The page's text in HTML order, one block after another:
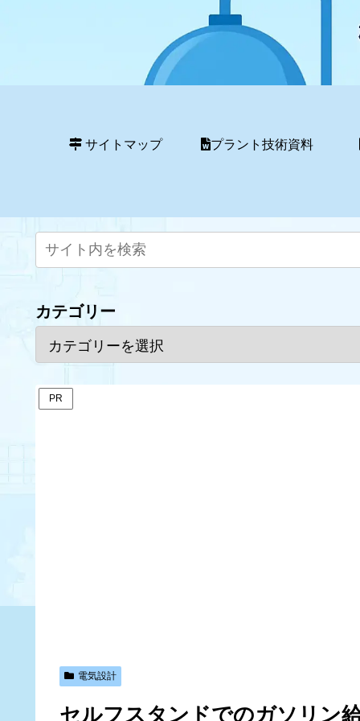
サイトマップ プラント技術資料
カテゴリー
PR
電気設計
セルフスタンドでのガソリン